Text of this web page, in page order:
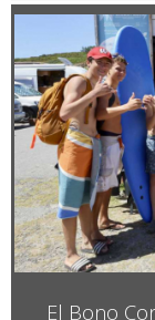
El Bono